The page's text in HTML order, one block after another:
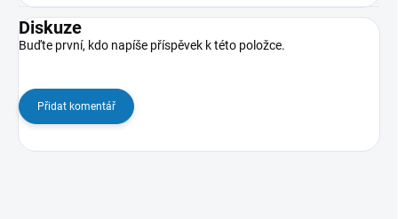
Diskuze
Buďte první, kdo napíše příspěvek k této položce.
Přidat komentář